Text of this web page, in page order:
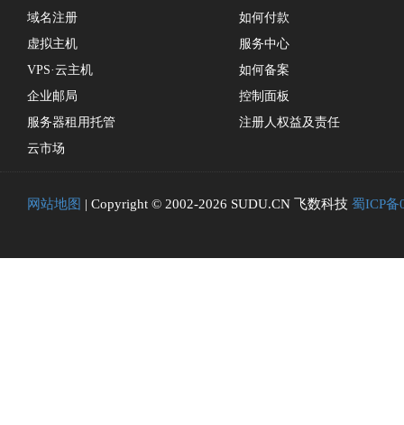
域名注册
虚拟主机
VPS·云主机
企业邮局
服务器租用托管
云市场
如何付款
服务中心
如何备案
控制面板
注册人权益及责任
网站地图 | Copyright © 2002-2026 SUDU.CN 飞数科技 蜀ICP备